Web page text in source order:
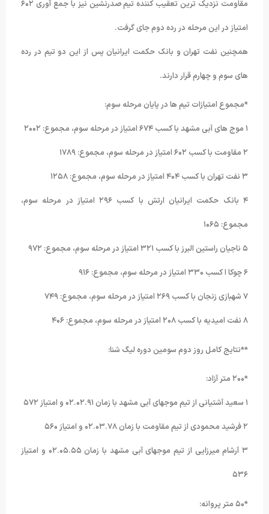
مقاومت نزدیک ترین تعقیب کننده تیم صدرنشین نیز با جمع آوری ۶۰۲
امتیاز در این مرحله در رده دوم جای گرفت.
همچنین نفت تهران و بانک حکمت ایرانیان پس از این دو تیم در رده
های سوم و چهارم قرار دارند.
*مجموع امتیازات تیم ها در پایان مرحله سوم:
۲ مقاومت با کسب ۶۰۲ امتیاز در مرحله سوم، مجموع: ۱۷۸۹
۳ نفت تهران با کسب ۴۰۴ امتیاز در مرحله سوم، مجموع: ۱۲۵۸
۴ بانک حکمت ایرانیان ارتش با کسب ۲۹۶ امتیاز در مرحله سوم،
مجموع: ۱۰۶۵
۵ ناجیان راستین البرز با کسب ۳۲۱ امتیاز در مرحله سوم، مجموع: ۹۷۲
۶ چوکا ا کسب ۳۳۰ امتیاز در مرحله سوم، مجموع: ۹۱۶
۷ شهبازی زنجان با کسب ۲۶۹ امتیاز در مرحله سوم، مجموع: ۷۴۹
۸ نفت امیدیه با کسب ۲۰۸ امتیاز در مرحله سوم، مجموع: ۴۰۶
**نتایج کامل روز دوم سومین دوره لیگ شنا:
*۲۰۰ متر آزاد:
۲ فرشید محمودی از تیم مقاومت با زمان ۰۲.۰۳.۷۸ و امتیاز ۵۶۰
۳ آرشام میرزایی از تیم موجهای آبی مشهد با زمان ۰۲.۰۵.۵۵ و امتیاز
۵۳۶
*۵۰ متر پروانه: